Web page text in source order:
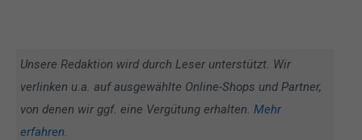
Unsere Redaktion wird durch Leser unterstützt. Wir
verlinken u.a. auf ausgewählte Online-Shops und Partner,
von denen wir ggf. eine Vergütung erhalten. Mehr
erfahren.